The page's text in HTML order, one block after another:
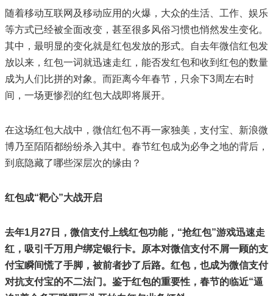
随着移动互联网及移动应用的火爆，大众的生活、工作、娱乐
等方式已经被全面改变，甚至很多风俗习惯也悄然发生变化。
其中，最明显的变化就是红包发放的形式。自去年微信红包发
放以来，红包一词就迅速走红，能否发红包和收到红包的数量
成为人们比拼的对象。而距离今年春节，只余下3周左右时
间，一场更惨烈的红包大战即将展开。
在这场红包大战中，微信红包不再一家独美，支付宝、新浪微
博乃至陌陌都纷纷杀入其中。春节红包成为必争之地的背后，
到底隐藏了哪些深层次的缘由？
红包成“靶心”大战开启
去年1月27日，微信支付上线红包功能，“抢红包”游戏迅速走
红，吸引千万用户绑定银行卡。原本对微信支付不屑一顾的支
付宝瞬间慌了手脚，被前者抄了后路。红包，也成为微信支付
对抗支付宝的不二法门。鉴于红包的重要性，春节的临近“逼